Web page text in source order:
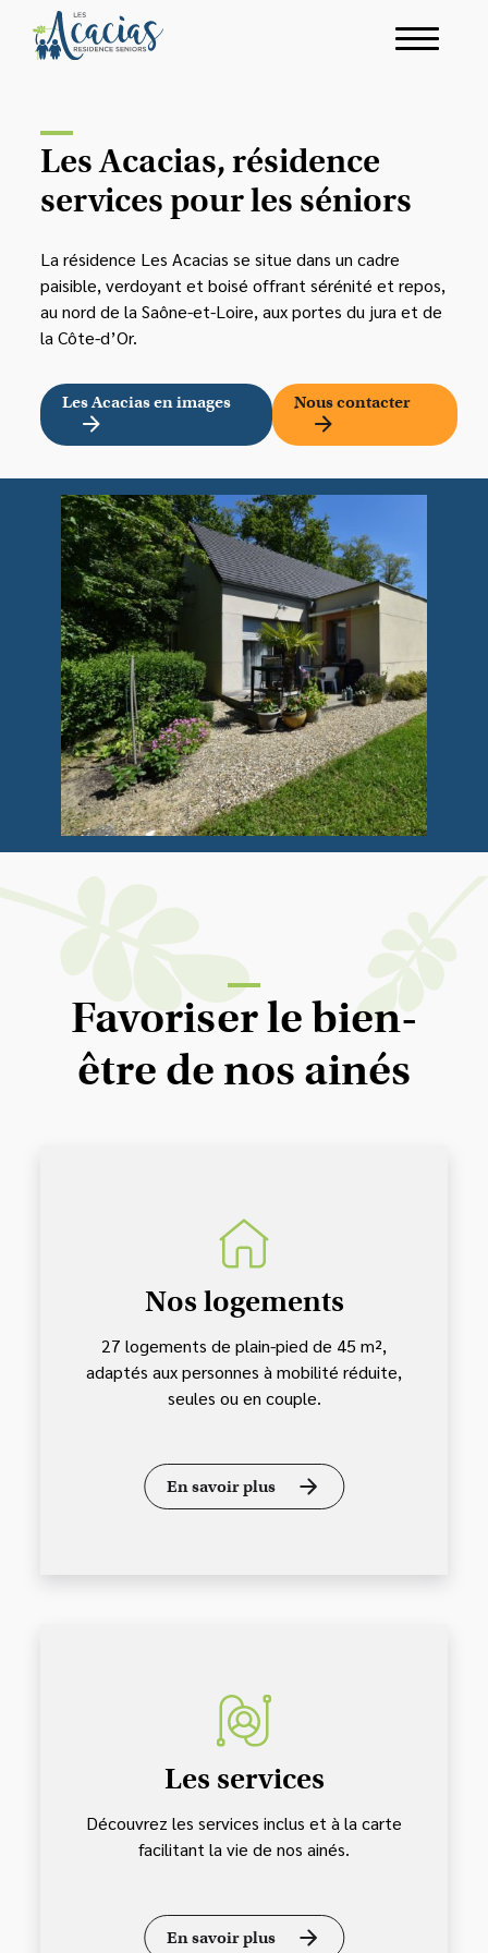
Les Acacias, résidence
services pour les séniors
La résidence Les Acacias se situe dans un cadre
paisible, verdoyant et boisé offrant sérénité et repos,
au nord de la Saône-et-Loire, aux portes du jura et de
la Côte-d’Or.
Les Acacias en images Nous contacter
Favoriser le bien-
être de nos ainés
Nos logements
27 logements de plain-pied de 45 m²,
adaptés aux personnes à mobilité réduite,
seules ou en couple.
En savoir plus
Les services
Découvrez les services inclus et à la carte
facilitant la vie de nos ainés.
En savoir plus